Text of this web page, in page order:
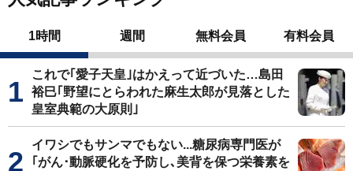
1時間 週間 無料会員 有料会員
これで｢愛子天皇｣はかえって近づいた…島田
裕巳｢野望にとらわれた麻生太郎が見落とした
皇室典範の大原則｣
イワシでもサンマでもない...糖尿病専門医が
｢がん･動脈硬化を予防し､美背を保つ栄養素を